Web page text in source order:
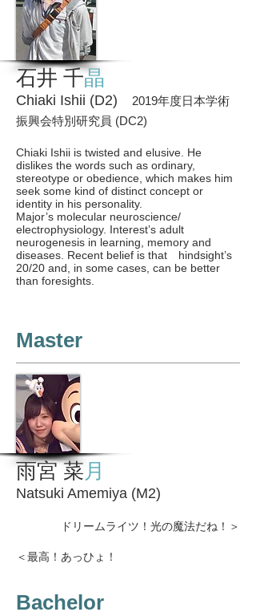
石井 千晶
Chiaki Ishii (D2)
2019年度日本学術
振興会特別研究員 (DC2)
Chiaki Ishii is twisted and elusive. He
dislikes the words such as ordinary,
stereotype or obedience, which makes him
seek some kind of distinct concept or
identity in his personality.
Major’s molecular neuroscience/
electrophysiology. Interest’s adult
neurogenesis in learning, memory and
diseases. Recent belief is that hindsight’s
20/20 and, in some cases, can be better
than foresights.
Master
雨宮 菜月
Natsuki Amemiya (M2)
ドリームライツ！光の魔法だね！＞
＜最高！あっひょ！
Bachelor